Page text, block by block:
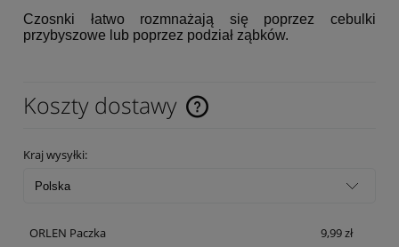
Czosnki łatwo rozmnażają się poprzez cebulki
przybyszowe lub poprzez podział ząbków.
Koszty dostawy
Cena nie zawiera ewentualnych kosztów płatności
Kraj wysyłki:
ORLEN Paczka 9,99 zł